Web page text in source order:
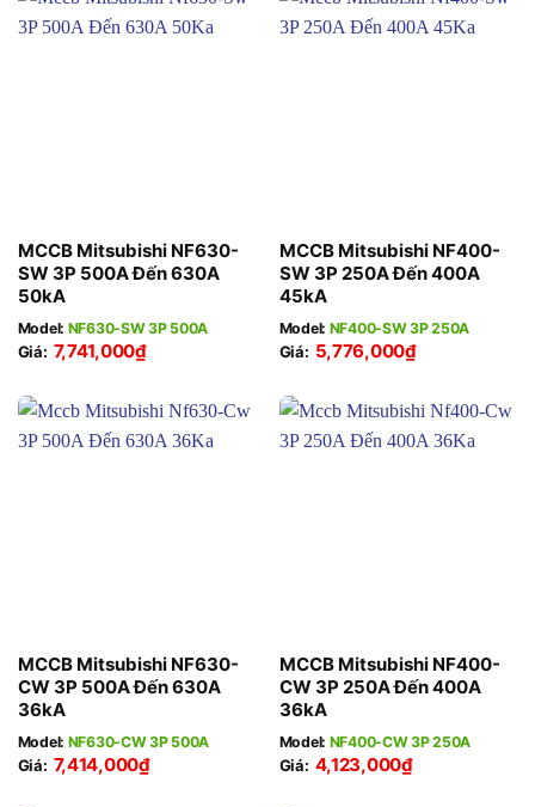
MCCB Mitsubishi NF630-
SW 3P 500A Đến 630A
50kA
Model: NF630-SW 3P 500A
Giá: 7,741,000₫
MCCB Mitsubishi NF400-
SW 3P 250A Đến 400A
45kA
Model: NF400-SW 3P 250A
Giá: 5,776,000₫
MCCB Mitsubishi NF630-
CW 3P 500A Đến 630A
36kA
Model: NF630-CW 3P 500A
Giá: 7,414,000₫
MCCB Mitsubishi NF400-
CW 3P 250A Đến 400A
36kA
Model: NF400-CW 3P 250A
Giá: 4,123,000₫